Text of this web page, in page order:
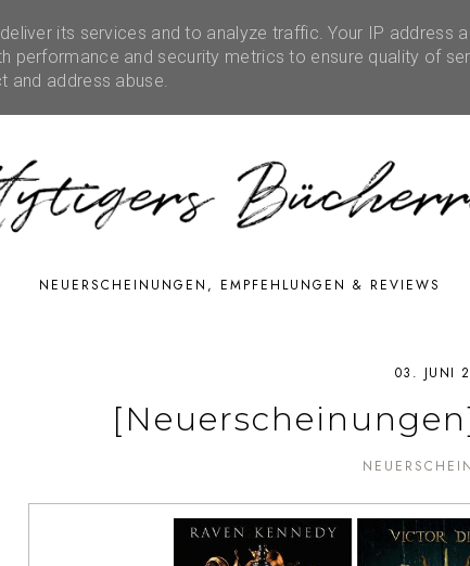
RUBRIKEN EVENTS SHOP
NEUERSCHEINUNGEN, EMPFEHLUNGEN & REVIEWS
03. JUNI
its services and to analyze traffic. Your IP address
performance and security metrics to ensure quality of
and address abuse.